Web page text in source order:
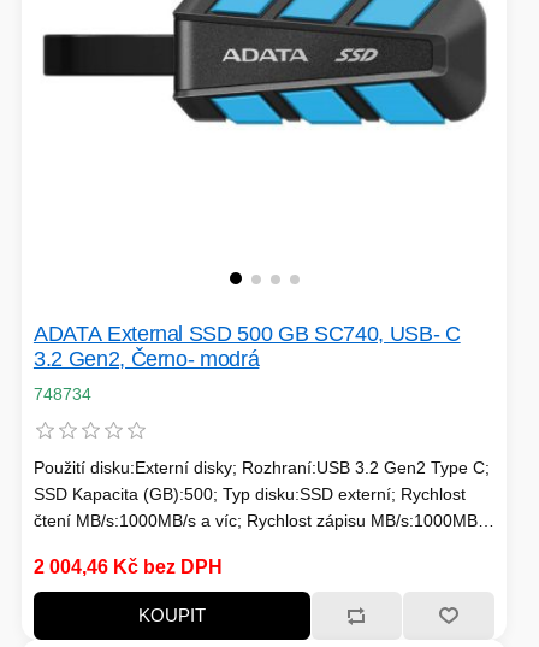
ADATA External SSD 500 GB SC740, USB- C
3.2 Gen2, Černo- modrá
748734
Použití disku:Externí disky; Rozhraní:USB 3.2 Gen2 Type C;
SSD Kapacita (GB):500; Typ disku:SSD externí; Rychlost
čtení MB/s:1000MB/s a víc; Rychlost zápisu MB/s:1000MB/s
2 004,46 Kč bez DPH
KOUPIT